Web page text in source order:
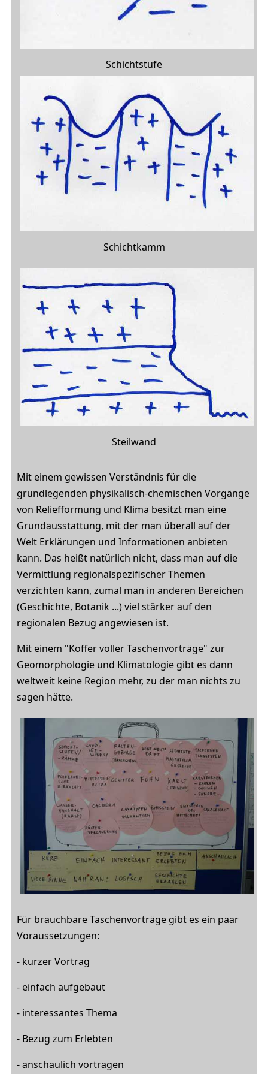
Schichtstufe
Schichtkamm
Steilwand
Mit einem gewissen Verständnis für die
grundlegenden physikalisch-chemischen Vorgänge
von Reliefformung und Klima besitzt man eine
Grundausstattung, mit der man überall auf der
Welt Erklärungen und Informationen anbieten
kann. Das heißt natürlich nicht, dass man auf die
Vermittlung regionalspezifischer Themen
verzichten kann, zumal man in anderen Bereichen
(Geschichte, Botanik ...) viel stärker auf den
regionalen Bezug angewiesen ist.
Mit einem "Koffer voller Taschenvorträge" zur
Geomorphologie und Klimatologie gibt es dann
weltweit keine Region mehr, zu der man nichts zu
sagen hätte.
Für brauchbare Taschenvorträge gibt es ein paar
Voraussetzungen:
- kurzer Vortrag
- einfach aufgebaut
- interessantes Thema
- Bezug zum Erlebten
- anschaulich vortragen